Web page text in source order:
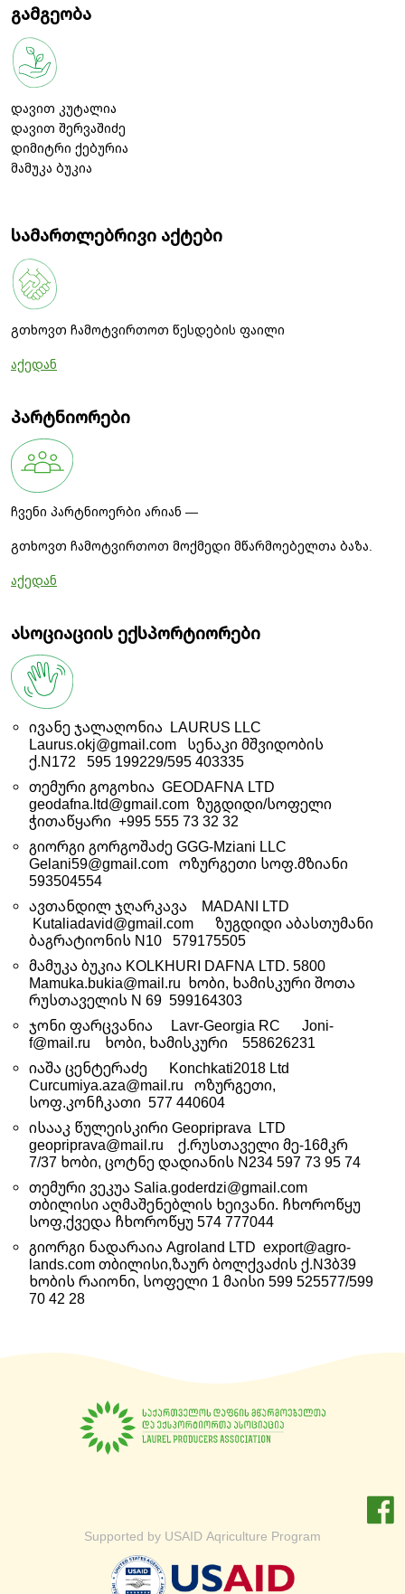
გამგეობა
დავით კუტალია
დავით შერვაშიძე
დიმიტრი ქებურია
მამუკა ბუკია
სამართლებრივი აქტები
გთხოვთ ჩამოტვირთოთ წესდების ფაილი
აქედან
პარტნიორები
ჩვენი პარტნიოერბი არიან —
გთხოვთ ჩამოტვირთოთ მოქმედი მწარმოებელთა ბაზა.
აქედან
ასოციაციის ექსპორტიორები
ივანე ჯალაღონია LAURUS LLC
Laurus.okj@gmail.com სენაკი მშვიდობის
ქ.N172 595 199229/595 403335
თემური გოგოხია GEODAFNA LTD
geodafna.ltd@gmail.com ზუგდიდი/სოფელი
ჭითაწყარი +995 555 73 32 32
გიორგი გორგოშაძე GGG-Mziani LLC
Gelani59@gmail.com ოზურგეთი სოფ.მზიანი
593504554
ავთანდილ ჯღარკავა MADANI LTD
Kutaliadavid@gmail.com ზუგდიდი აბასთუმანი
ბაგრატიონის N10 579175505
მამუკა ბუკია KOLKHURI DAFNA LTD. 5800
Mamuka.bukia@mail.ru ხობი, ხამისკური შოთა
რუსთაველის N 69 599164303
ჯონი ფარცვანია Lavr-Georgia RC Joni-
f@mail.ru ხობი, ხამისკური 558626231
იაშა ცენტერაძე Konchkati2018 Ltd
Curcumiya.aza@mail.ru ოზურგეთი,
სოფ.კონჩკათი 577 440604
ისააკ წულეისკირი Geopriprava LTD
geopriprava@mail.ru ქ.რუსთაველი მე-16მკრ
7/37 ხობი, ცოტნე დადიანის N234 597 73 95 74
თემური ვეკუა Salia.goderdzi@gmail.com
თბილისი აღმაშენებლის ხეივანი. ჩხოროწყუ
სოფ,ქვედა ჩხოროწყუ 574 777044
გიორგი ნადარაია Agroland LTD export@agro-
lands.com თბილისი,ზაურ ბოლქვაძის ქ.N3ბ39
ხობის რაიონი, სოფელი 1 მაისი 599 525577/599
70 42 28
Supported by USAID Aqriculture Program